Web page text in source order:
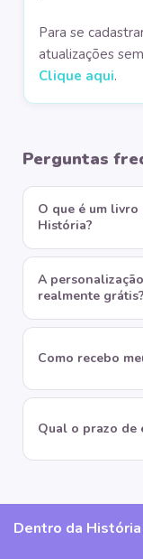
Para se
atualizações
Clique aqui.
Perguntas
O que é um
História?
A
realmente grátis?
Como recebo
Qual o prazo de
Dentro da História